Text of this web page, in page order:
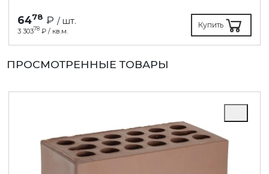
6478 ₽ / шт.
3 30378 ₽ / кв.м.
Купить
ПРОСМОТРЕННЫЕ ТОВАРЫ